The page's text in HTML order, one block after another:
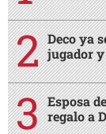
Deco ya
jugador
Esposa
regalo a